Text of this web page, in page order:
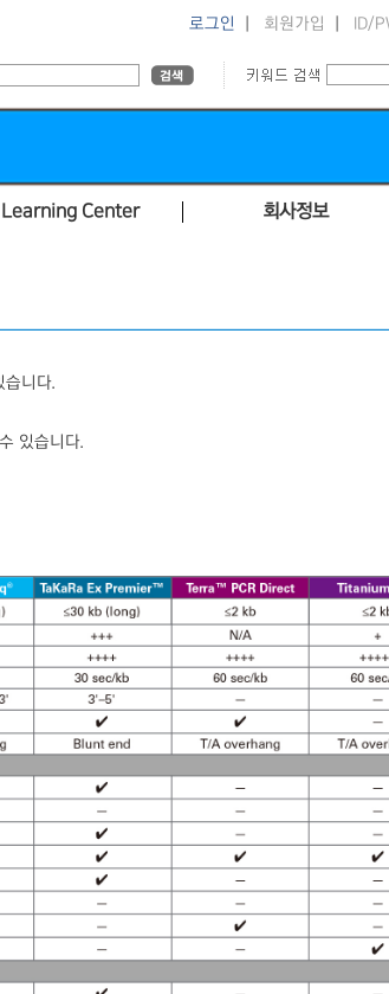
로그인 회원가입 ID/
Learning Center 회사정보
니다.
있습니다.